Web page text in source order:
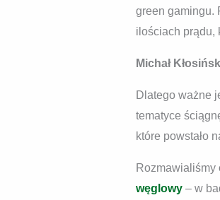
green gamingu.
ilościach prądu,
Michał
Dlatego ważne
tematyce
które powstało
Rozmawialiśmy
węglowy – w